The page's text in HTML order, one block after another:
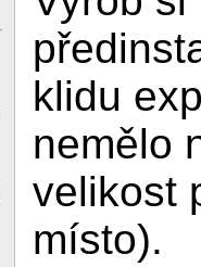
klidu
nemělo
velikost
místo).